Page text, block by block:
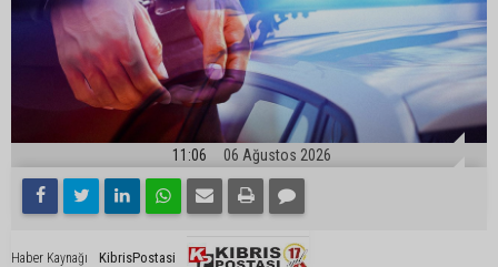
11:06 06 Ağustos 2026
Haber Kaynağı KibrisPostasi